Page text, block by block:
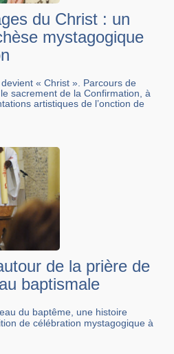
du Christ : un
mystagogique
« Christ ». Parcours de
sacrement de la Confirmation, à
artistiques de l’onction de
de la prière de
baptismale
du baptême, une histoire
de célébration mystagogique à